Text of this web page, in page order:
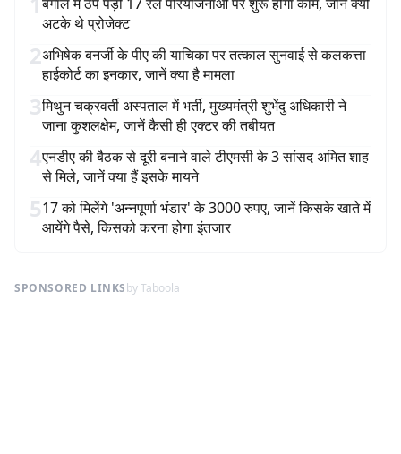
अटके थे प्रोजेक्ट
2अभिषेक बनर्जी के पीए की याचिका पर तत्काल सुनवाई से कलकत्ता
हाईकोर्ट का इनकार, जानें क्या है मामला
3मिथुन चक्रवर्ती अस्पताल में भर्ती, मुख्यमंत्री शुभेंदु अधिकारी ने
जाना कुशलक्षेम, जानें कैसी ही एक्टर की तबीयत
4एनडीए की बैठक से दूरी बनाने वाले टीएमसी के 3 सांसद अमित शाह
से मिले, जानें क्या हैं इसके मायने
517 को मिलेंगे 'अन्नपूर्णा भंडार' के 3000 रुपए, जानें किसके खाते में
आयेंगे पैसे, किसको करना होगा इंतजार
SPONSORED LINKSby Taboola